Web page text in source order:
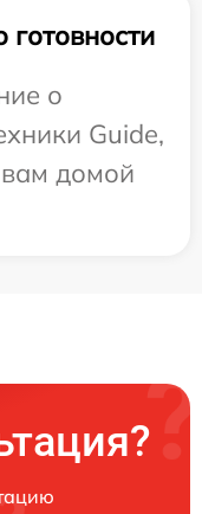
о
Guide,
вам домой